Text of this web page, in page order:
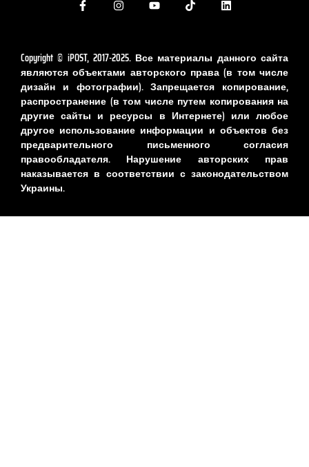
Copyright © iPOST, 2017-2025. Все материалы данного сайта
являются объектами авторского права (в том числе
дизайн и фотографии). Запрещается копирование,
распространение (в том числе путем копирования на
другие сайты и ресурсы в Интернете) или любое
другое использование информации и объектов без
предварительного письменного согласия
правообладателя. Нарушение авторских прав
наказывается в соответствии с законодательством
Украины.